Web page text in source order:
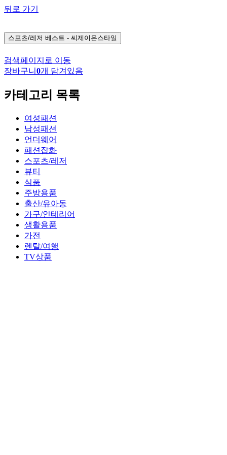
뒤로 가기
스포츠/레저 베스트 - 씨제이온스타일
검색페이지로 이동
장바구니 0개 담겨있음
카테고리 목록
여성패션
남성패션
언더웨어
패션잡화
스포츠/레저
뷰티
식품
주방용품
출산/유아동
가구/인테리어
생활용품
가전
렌탈/여행
TV상품